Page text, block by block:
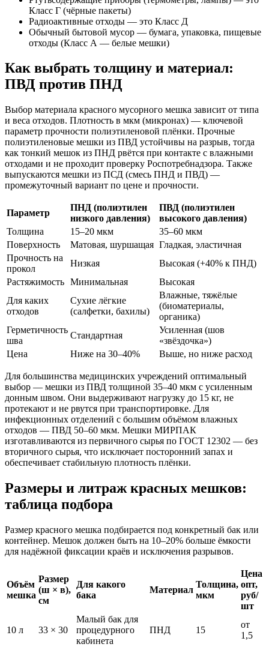
Класс Г (чёрные пакеты)
Радиоактивные отходы — это Класс Д
Обычный бытовой мусор — бумага, упаковка, пищевые
отходы (Класс А — белые мешки)
Как выбрать толщину и материал:
ПВД против ПНД
Выбор материала красного мусорного мешка зависит от типа
и веса отходов. Плотность в мкм (микронах) — ключевой
параметр прочности полиэтиленовой плёнки. Прочные
полиэтиленовые мешки из ПВД устойчивы на разрыв, тогда
как тонкий мешок из ПНД рвётся при контакте с влажными
отходами и не проходит проверку Роспотребнадзора. Также
выпускаются мешки из ПСД (смесь ПНД и ПВД) —
промежуточный вариант по цене и прочности.
Параметр
ПНД (полиэтилен
низкого давления)
ПВД (полиэтилен
высокого давления)
Толщина
15–20 мкм
35–60 мкм
Поверхность
Матовая, шуршащая Гладкая, эластичная
Прочность на
прокол
Низкая
Высокая (+40% к ПНД)
Растяжимость Минимальная
Высокая
Для каких
отходов
Сухие лёгкие
(салфетки, бахилы)
Влажные, тяжёлые
(биоматериалы,
органика)
Герметичность
шва
Стандартная
Усиленная (шов
«звёздочка»)
Цена
Ниже на 30–40% Выше, но ниже расход
Для большинства медицинских учреждений оптимальный
выбор — мешки из ПВД толщиной 35–40 мкм с усиленным
донным швом. Они выдерживают нагрузку до 15 кг, не
протекают и не рвутся при транспортировке. Для
инфекционных отделений с большим объёмом влажных
отходов — ПВД 50–60 мкм. Мешки МИРПАК
изготавливаются из первичного сырья по ГОСТ 12302 — без
вторичного сырья, что исключает посторонний запах и
обеспечивает стабильную плотность плёнки.
Размеры и литраж красных мешков:
таблица подбора
Размер красного мешка подбирается под конкретный бак или
контейнер. Мешок должен быть на 10–20% больше ёмкости
для надёжной фиксации краёв и исключения разрывов.
Объём
мешка
Размер
(ш × в),
см
Для какого
бака
Материал
Толщина,
мкм
Цена
опт,
руб/
шт
10 л 33 × 30
Малый бак для
процедурного
кабинета
ПНД 15
от
1,5